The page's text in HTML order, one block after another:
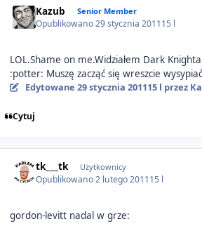
Kazub Senior Member
Opublikowano29 stycznia 201115 l
LOL.Shame on me.Widziałem Dark
:potter: Muszę zacząć się wreszcie
Edytowane 29 stycznia 201115 l przez
Cytuj
tk___tk Użytkownicy
Opublikowano2 lutego 201115 l
gordon-levitt nadal w grze: